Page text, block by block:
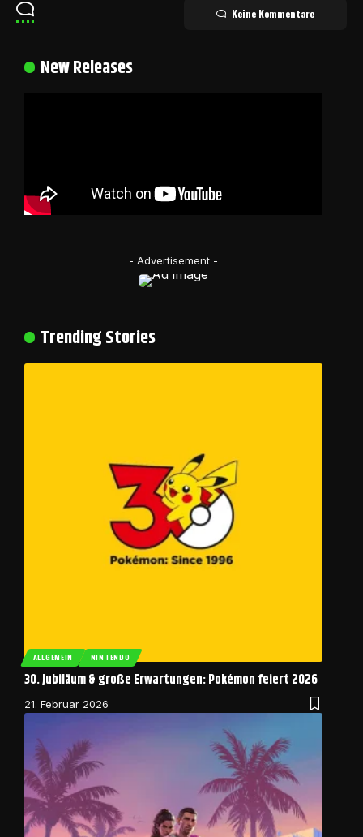
Keine Kommentare
New Releases
- Advertisement -
Trending Stories
ALLGEMEIN NINTENDO
30. Jubiläum & große Erwartungen: Pokémon feiert 2026
21. Februar 2026